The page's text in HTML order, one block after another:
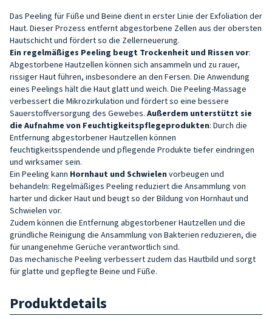
Das Peeling für Füße und Beine dient in erster Linie der Exfoliation der
Haut. Dieser Prozess entfernt abgestorbene Zellen aus der obersten
Hautschicht und fördert so die Zellerneuerung.
Ein regelmäßiges Peeling beugt Trockenheit und Rissen vor:
Abgestorbene Hautzellen können sich ansammeln und zu rauer,
rissiger Haut führen, insbesondere an den Fersen. Die Anwendung
eines Peelings hält die Haut glatt und weich. Die Peeling-Massage
verbessert die Mikrozirkulation und fördert so eine bessere
Sauerstoffversorgung des Gewebes. Außerdem unterstützt sie
die Aufnahme von Feuchtigkeitspflegeprodukten: Durch die
Entfernung abgestorbener Hautzellen können
feuchtigkeitsspendende und pflegende Produkte tiefer eindringen
und wirksamer sein.
Ein Peeling kann Hornhaut und Schwielen vorbeugen und
behandeln: Regelmäßiges Peeling reduziert die Ansammlung von
harter und dicker Haut und beugt so der Bildung von Hornhaut und
Schwielen vor.
Zudem können die Entfernung abgestorbener Hautzellen und die
gründliche Reinigung die Ansammlung von Bakterien reduzieren, die
für unangenehme Gerüche verantwortlich sind.
Das mechanische Peeling verbessert zudem das Hautbild und sorgt
für glatte und gepflegte Beine und Füße.
Produktdetails